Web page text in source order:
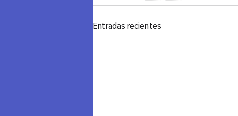
Entradas recientes